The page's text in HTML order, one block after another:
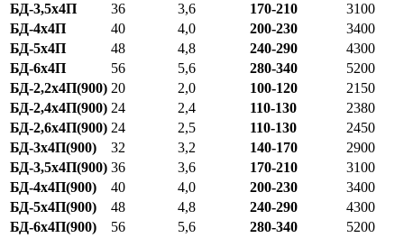
БД-3,5х4П
36 3,6 170-210
3100
БД-4х4П
40 4,0 200-230
3400
БД-5х4П
48 4,8 240-290
4300
БД-6х4П
56 5,6 280-340
5200
БД-2,2х4П(900) 20 2,0 100-120
2150
БД-2,4х4П(900) 24 2,4 110-130
2380
БД-2,6х4П(900) 24 2,5 110-130
2450
БД-3х4П(900)
32 3,2 140-170
2900
БД-3,5х4П(900) 36 3,6 170-210
3100
БД-4х4П(900)
40 4,0 200-230
3400
БД-5х4П(900)
48 4,8 240-290
4300
БД-6х4П(900)
56 5,6 280-340 5200